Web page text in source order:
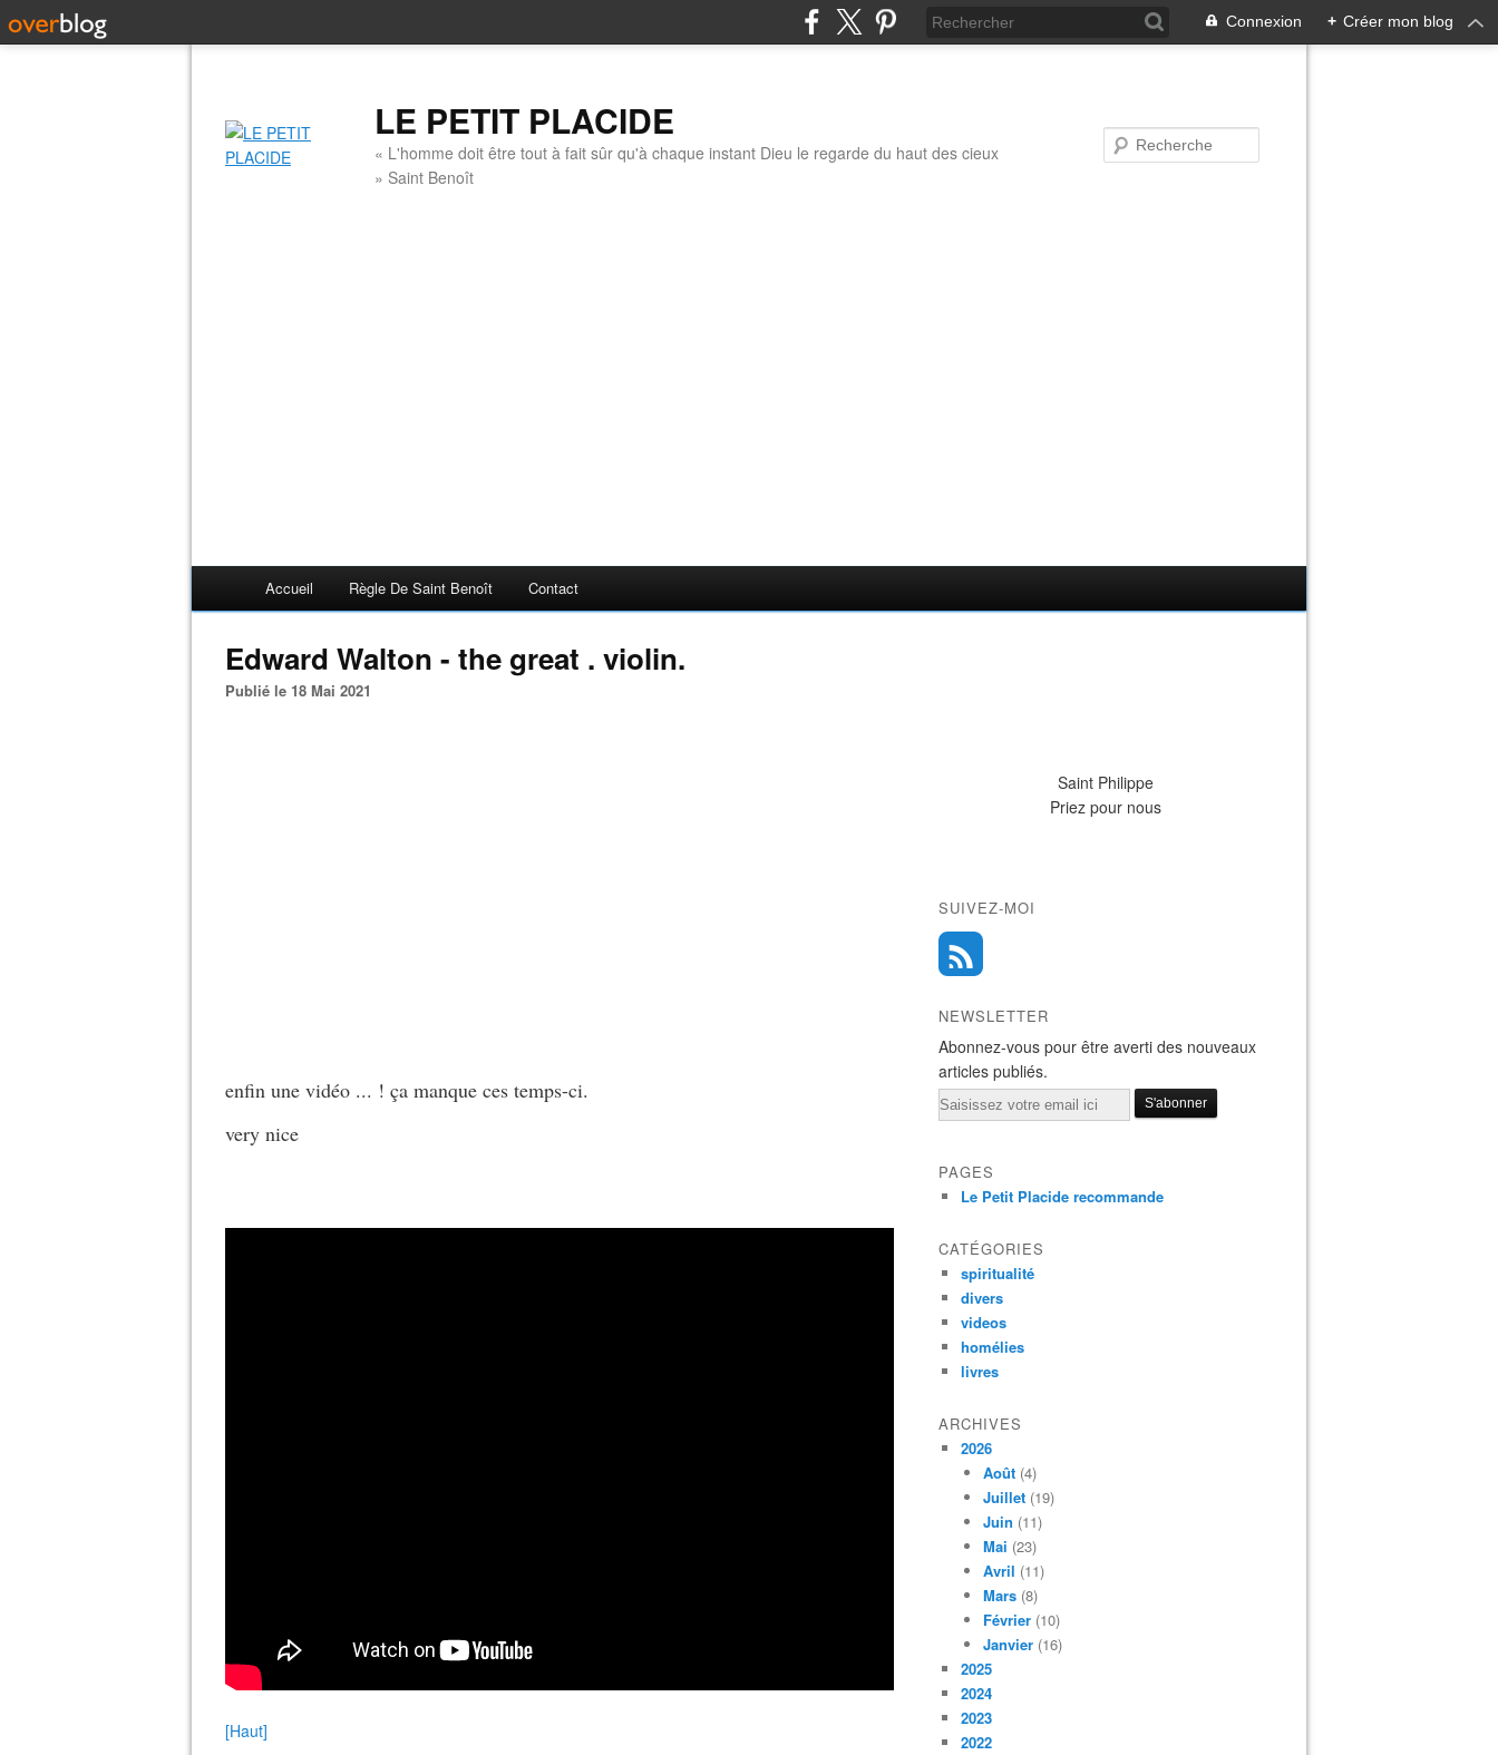
Connexion + Créer mon blog
LE PETIT PLACIDE
« L'homme doit être tout à fait sûr qu'à chaque instant Dieu le regarde du haut des cieux
» Saint Benoît
Accueil Règle De Saint Benoît Contact
Edward Walton - the great . violin.
Publié le 18 Mai 2021
enfin une vidéo ... ! ça manque ces temps-ci.
very nice
[Haut]
Saint Philippe
Priez pour nous
SUIVEZ-MOI
NEWSLETTER
Abonnez-vous pour être averti des nouveaux
articles publiés.
Email
PAGES
Le Petit Placide recommande
CATÉGORIES
spiritualité
divers
videos
homélies
livres
ARCHIVES
2026
Août (4)
Juillet (19)
Juin (11)
Mai (23)
Avril (11)
Mars (8)
Février (10)
Janvier (16)
2025
2024
2023
2022